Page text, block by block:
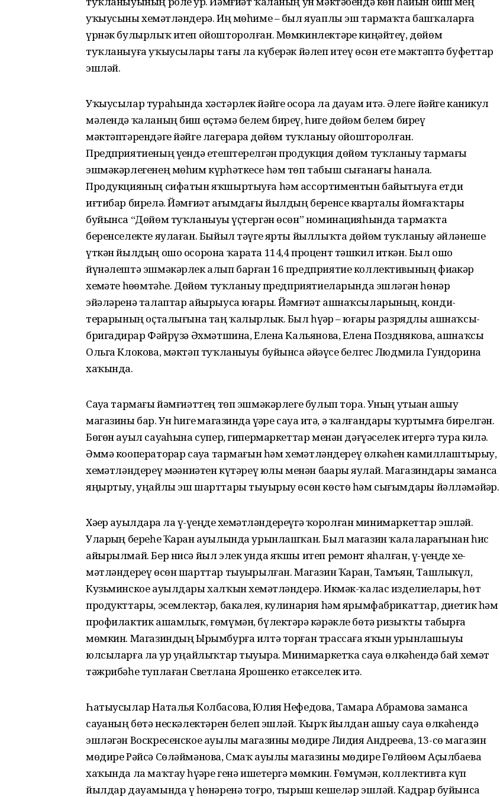
уҡыусыны хеҙмәтләндерә. Иң мөһиме – был яуаплы эш тармаҡта баш­ҡаларға
үрнәк булырлыҡ итеп ойошторолған. Мөмкинлектәрҙе киңәйтеү, дөйөм
туҡланыуға уҡыусыларҙы тағы ла күберәк йәлеп итеү өсөн ете мәктәптә буфеттар
эшләй.
Уҡыусылар тураһында хәстәрлек йәйге осорҙа ла дауам итә. Әлеге йәйге каникул
мәлендә ҡаланың биш өҫтәмә белем биреү, һигеҙ дөйөм белем биреү
мәктәптәрендәге йәйге лагерҙарҙа дөйөм туҡланыу ойош­торолған.
Предприятиеның үҙендә етеш­терелгән продукция дөйөм туҡланыу тармағы
эшмәкәрлегенең мөһим күрһәткесе һәм төп табыш сығанағы һанала.
Продукцияның сифатын яҡшыртыуға һәм ассортиментын байытыуға етди
иғтибар бирелә. Йәмғиәт ағымдағы йылдың беренсе кварталы йомғаҡтары
буйынса “Дөйөм туҡланыуҙы үҫтергән өсөн” номинацияһында тармаҡта
беренселекте яулаған. Быйыл тәүге ярты йыллыҡта дөйөм туҡланыу әйләнеше
үткән йылдың ошо осорона ҡарата 114,4 процент тәшкил иткән. Был ошо
йүнәлештә эш­мәкәрлек алып барған 16 предприятие коллективының фиҙакәр
хеҙмәте һөҙөмтәһе. Дөйөм туҡланыу предприятиеларында эш­ләгән һөнәр
эйәләренә талаптар айырыуса юғары. Йәмғиәт ашнаҡсыларының, конди­
терҙарының оҫталығына таң ҡалырлык. Был һүҙҙәр – юғары разрядлы ашнаҡсы-
бригадирҙар Фәйрүзә Әхмәтшина, Елена Кальянова, Елена Позднякова, ашнаҡсы
Ольга Клокова, мәктәп туҡланыуы буйынса әйҙәүсе белгес Людмила Гундорина
хаҡында.
Сауҙа тармағы йәмғиәттең төп эшмә­кәрлеге булып тора. Уның утыҙҙан ашыу
магазины бар. Ун һигеҙ магазинда үҙҙәре сауҙа итә, ә ҡалғандары ҡуртымға бирелгән.
Бөгөн ауыл сауҙаһына супер, гипермаркеттар менән дәғүәселек итергә тура килә.
Әммә коопе­раторҙар сауҙа тармағын һәм хеҙмәтләндереү өлкәһен камиллаштырыу,
хеҙмәтләндереү мәҙәниәтен күтәреү юлы менән баҙарҙы яулай. Магазиндарҙы заманса
яңыртыу, уңайлы эш шарттары тыуҙырыу өсөн көстө һәм сығымдарҙы йәлләмәйҙәр.
Хәҙер ауылдарҙа ла үҙ-үҙеңде хеҙ­мәтләндереүгә ҡоролған минимаркеттар эшләй.
Уларҙың береһе Ҡаран ауылында урынлашҡан. Был магазин ҡалаларҙағынан һис
айырылмай. Бер нисә йыл элек унда яҡшы итеп ремонт яһалған, үҙ-үҙеңде хеҙ­
мәтләндереү өсөн шарттар тыуҙырылған. Ма­газин Ҡаран, Тамъян, Ташлыкүл,
Кузьмин­ское ауылдары халҡын хеҙмәтләндерә. Икмәк-ҡалас изделиелары, һөт
продукттары, эсем­лектәр, бакалея, кулинария һәм ярымфабрикаттар, диетик һәм
профилактик ашамлыҡ, ғөмүмән, бүлектәрҙә кәрәкле бөтә ризыҡты табырға
мөмкин. Магазиндың Ырымбурға илтә торған трассаға яҡын урынлашыуы
юлсыларға ла ҙур уңайлыҡтар тыуҙыра. Минимаркетҡа сауҙа өлкәһендә бай хеҙмәт
тәжрибәһе туплаған Светлана Ярошенко етәкселек итә.
Һатыусылар Наталья Колбасова, Юлия Нефедова, Тамара Абрамова заманса
сауҙаның бөтә нескәлектәрен белеп эшләй. Ҡырҡ йылдан ашыу сауҙа өлкәһендә
эшләгән Воскресенское ауылы магазины мөдире Лидия Андреева, 13-сө магазин
мөдире Рәйсә Сөләймәнова, Смаҡ ауылы магазины мөдире Гөлйөҙөм Аҫылбаева
хаҡында ла маҡтау һүҙҙәре генә ишетергә мөмкин. Ғөмүмән, коллективта күп
йылдар дауамында үҙ һөнәренә тоғро, тырыш кешеләр эшләй. Кадрҙар буйынса